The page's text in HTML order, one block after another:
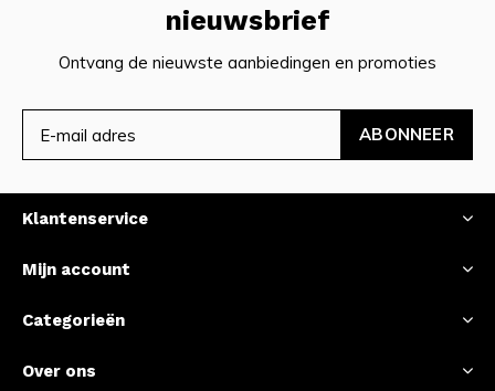
nieuwsbrief
Ontvang de nieuwste aanbiedingen en promoties
ABONNEER
Klantenservice
Mijn account
Categorieën
Over ons